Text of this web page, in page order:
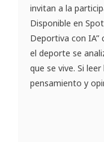
invitan a la
Disponible en
Deportiva con
el deporte se
que se vive. Si
pensamiento y